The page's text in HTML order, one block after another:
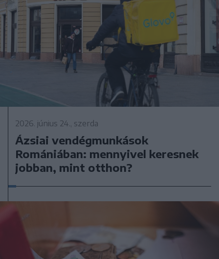
2026. június 24., szerda
Ázsiai vendégmunkások
Romániában: mennyivel keresnek
jobban, mint otthon?